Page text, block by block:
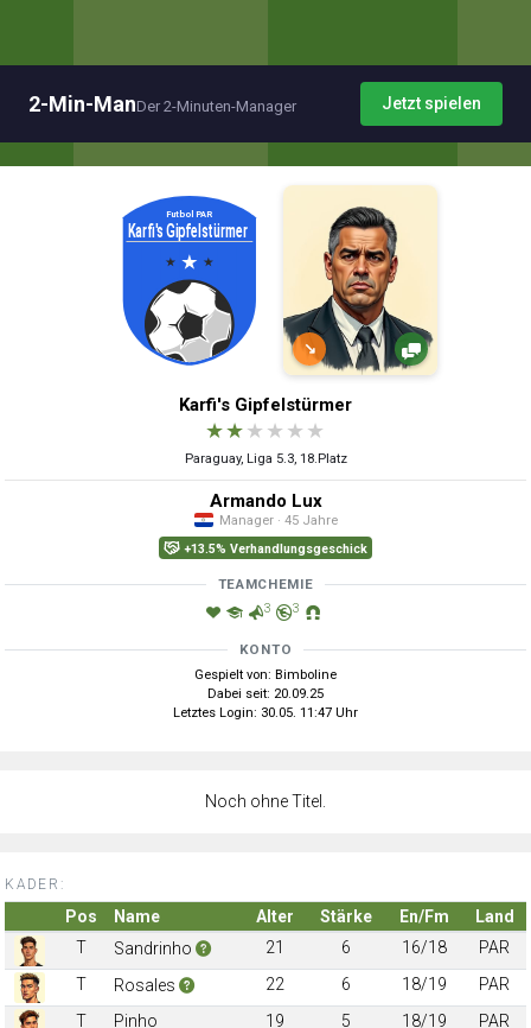
2-Min-ManDer 2-Minuten-Manager Jetzt spielen
↘
Karfi's Gipfelstürmer
★★★ ★ ★ ★
Paraguay, Liga 5.3, 18.Platz
Armando Lux
Manager · 45 Jahre
+13.5% Verhandlungsgeschick
TEAMCHEMIE
3 3
KONTO
Gespielt von: Bimboline
Dabei seit: 20.09.25
Letztes Login: 30.05. 11:47 Uhr
Noch ohne Titel.
KADER:
Pos Name Alter Stärke En/Fm
Land
T
Sandrinho 21 6 16/18
PAR
T
Rosales 22 6 18/19
PAR
T
Pinho 19 5 18/19
PAR